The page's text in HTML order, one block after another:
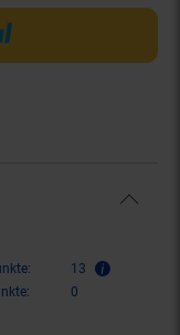
13
0